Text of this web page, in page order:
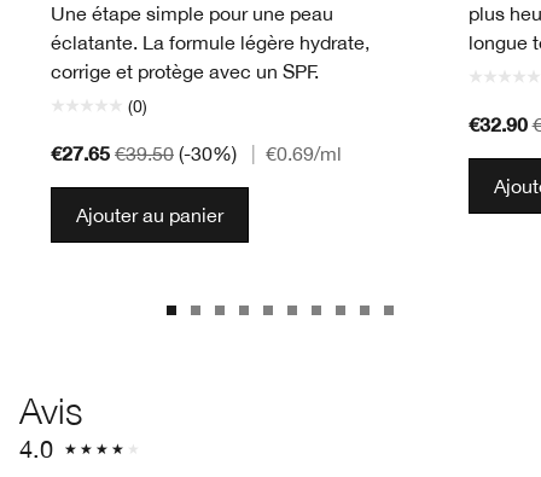
Une étape simple pour une peau
éclatante. La formule légère hydrate,
corrige et protège avec un SPF.
(0)
€27.65 €39.50 (-30%) €0.69/ml
Ajouter au panier
plus
longue
€32.90
Avis
4.0